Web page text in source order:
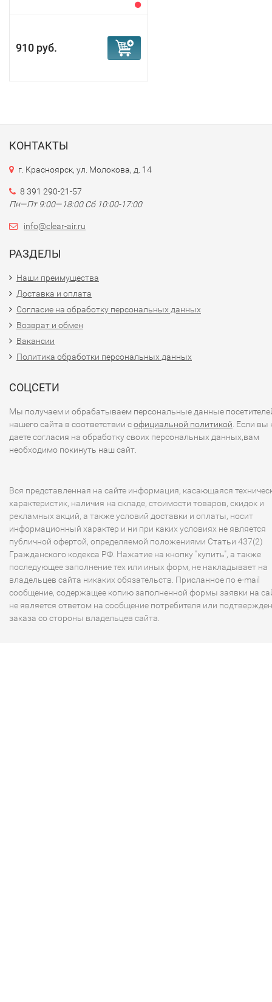
910 руб.
КОНТАКТЫ
г. Красноярск, ул. Молокова, д. 14
8 391 290-21-57
Пн—Пт 9:00—18:00 Сб 10:00-17:00
info@clear-air.ru
РАЗДЕЛЫ
Наши преимущества
Доставка и оплата
Согласие на обработку персональных данных
Возврат и обмен
Вакансии
Политика обработки персональных данных
СОЦСЕТИ
Мы получаем и обрабатываем персональные данные
нашего сайта в соответствии софициальной политикой . Если вы
даете согласия на обработку своих персональных данных,вам
необходимо покинуть наш сайт.
Вся представленная на сайте информация, касающаяся
характеристик, наличия на складе, стоимости товаров, скидок и
рекламных акций, а также условий доставки и оплаты, носит
информационный характер и ни при каких условиях не является
публичной офертой, определяемой положениями Статьи 437(2)
Гражданского кодекса РФ. Нажатие на кнопку "купить", а также
последующее заполнение тех или иных форм, не накладывает на
владельцев сайта никаких обязательств. Присланное по e-mail
сообщение, содержащее копию заполненной формы заявки на
не является ответом на сообщение потребителя или
заказа со стороны владельцев сайта.